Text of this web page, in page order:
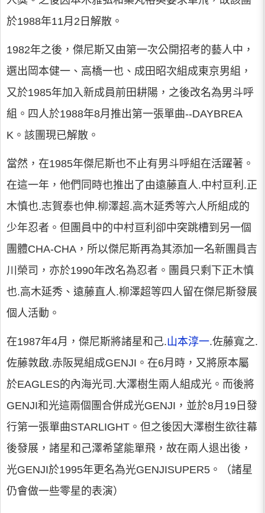
於1988年11月2日解散。
1982年之後，傑尼斯又由第一次公開招考的藝人中，
選出岡本健一、高橋一也、成田昭次組成東京男組，
又於1985年加入新成員前田耕陽，之後改名為男斗呼
組。四人於1988年8月推出第一張單曲--DAYBREA
K。該團現已解散。
當然，在1985年傑尼斯也不止有男斗呼組在活躍著。
在這一年，他們同時也推出了由遠藤直人.中村亘利.正
木慎也.志賀泰也伸.柳澤超.高木延秀等六人所組成的
少年忍者。但團員中的中村亘利卻中突跳槽到另一個
團體CHA-CHA，所以傑尼斯再為其添加一名新團員吉
川榮司，亦於1990年改名為忍者。團員只剩下正木慎
也.高木延秀、遠藤直人.柳澤超等四人留在傑尼斯發展
個人活動。
在1987年4月，傑尼斯將諸星和己.山本淳一.佐藤寬之.
佐藤敦啟.赤阪晃組成GENJI。在6月時，又將原本屬
於EAGLES的內海光司.大澤樹生兩人組成光。而後將
GENJI和光這兩個團合併成光GENJI，並於8月19日發
行第一張單曲STARLIGHT。但之後因大澤樹生欲往幕
後發展，諸星和己澤希望能單飛，故在兩人退出後，
光GENJI於1995年更名為光GENJISUPER5。（諸星
仍會做一些零星的表演）